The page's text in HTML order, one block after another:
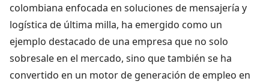
colombiana enfocada en soluciones de mensajería y
logística de última milla, ha emergido como un
ejemplo destacado de una empresa que no solo
sobresale en el mercado, sino que también se ha
convertido en un motor de generación de empleo en